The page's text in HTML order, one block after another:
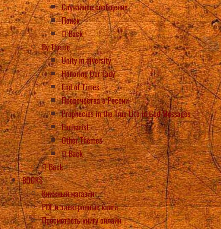
Случайное сообщение
Поиск
Back
By Theme
Unity in diversity
Honoring Our Lady
End of Times
Пророчества о России
Prophecies in the True Life in God Messages
Eucharist
Other Themes
Back
Back
BOOKS
Книжный магазин
PDF и электронные книги
Просмотреть книгу онлайн